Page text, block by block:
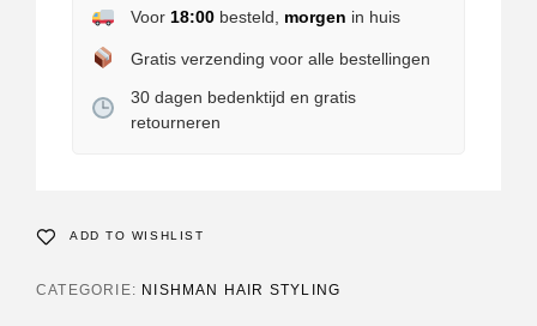
Voor 18:00besteld, morgen in huis
Gratis verzending voor alle bestellingen
30 dagen bedenktijd en gratis
retourneren
ADD TO WISHLIST
CATEGORIE: NISHMAN HAIR STYLING